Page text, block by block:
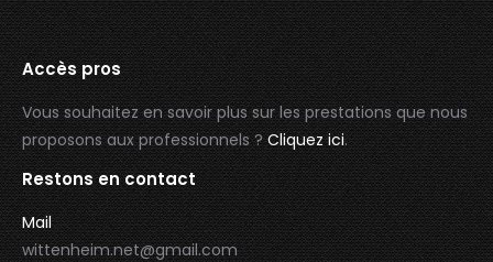
Accès pros
Vous souhaitez en savoir plus sur les prestations que nous
proposons aux professionnels ?Cliquez ici.
Restons en contact
Mail
wittenheim.net@gmail.com